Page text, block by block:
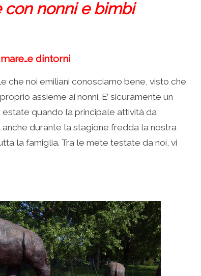
con nonni e bimbi
mare…e dintorni
che noi emiliani conosciamo bene, visto che
assieme ai nonni. E’ sicuramente un
quando la principale attività da
durante la stagione fredda la nostra
la famiglia. Tra le mete testate da noi, vi